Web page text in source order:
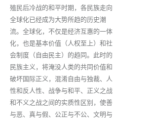
殖民后冷战的和平时期，各民族走向
全球化已经成为大势所趋的历史潮
流。全球化，不仅是经济互惠的一体
化，也是基本价值（人权至上）和社
会制度（自由民主）的趋同。此时的
民族主义，将淹没人类的共同价值和
破坏国际正义，混淆自由与独裁、人
性和反人性、战争与和平、正义之战
和不义之战之间的实质性区别，使善
与恶、真与假、公正与不公、文明与